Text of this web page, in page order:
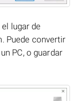
lugar de
Puede convertir
PC, o guardar